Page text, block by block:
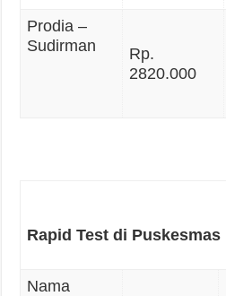
Prodia –
Sudirman
Rp.
2820.000
Rapid Test di Puskesmas
Nama